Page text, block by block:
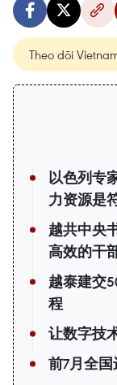
Theo dõi
以色列专
力资源是
越共中央
高效的干
越泰建交
程
让数字技
前7月全